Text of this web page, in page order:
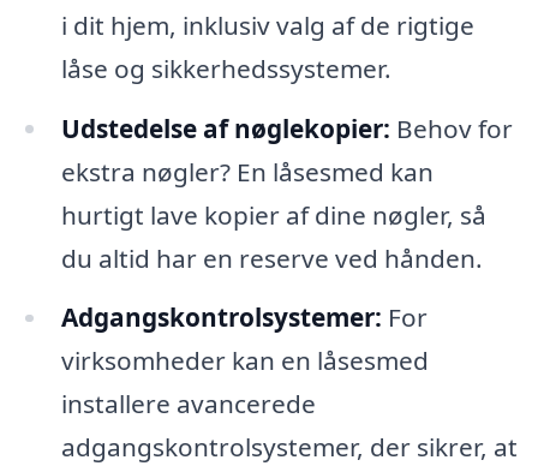
i dit hjem, inklusiv valg af de rigtige
låse og sikkerhedssystemer.
Udstedelse af nøglekopier: Behov for
ekstra nøgler? En låsesmed kan
hurtigt lave kopier af dine nøgler, så
du altid har en reserve ved hånden.
Adgangskontrolsystemer: For
virksomheder kan en låsesmed
installere avancerede
adgangskontrolsystemer, der sikrer, at